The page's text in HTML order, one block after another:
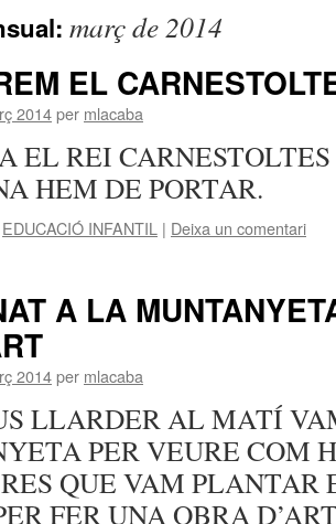
març de 2014
EL
2014per mlacaba
EL REI
HEM DE PORTAR.
EDUCACIÓ INFANTIL | Deixa un comentari
A LA
2014per mlacaba
LLARDER AL MATÍ
PER VEURE COM
QUE VAM PLANTAR
FER UNA OBRA